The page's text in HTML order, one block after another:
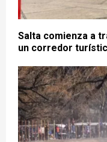
Salta comienza a
un corredor